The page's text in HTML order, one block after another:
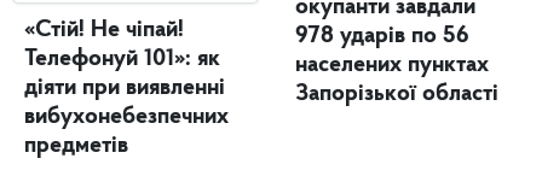
«Стій! Не чіпай!
Телефонуй 101»: як
діяти при виявленні
вибухонебезпечних
предметів
окупанти завдали
978 ударів по 56
населених пунктах
Запорізької області